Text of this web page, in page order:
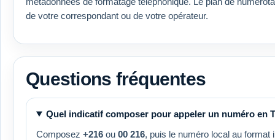
de votre correspondant ou de votre opérateur.
Questions fréquentes
Quel indicatif composer pour appeler un numéro en
Composez +216 ou 00 216, puis le numéro local au format